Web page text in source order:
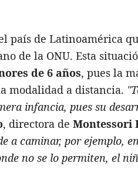
país de Latinoamérica
de la ONU. Esta
de 6 años, pues la
modalidad a distancia.
infancia, pues su
, directora de Montessori
a caminar, por ejemplo,
no se lo permiten, el